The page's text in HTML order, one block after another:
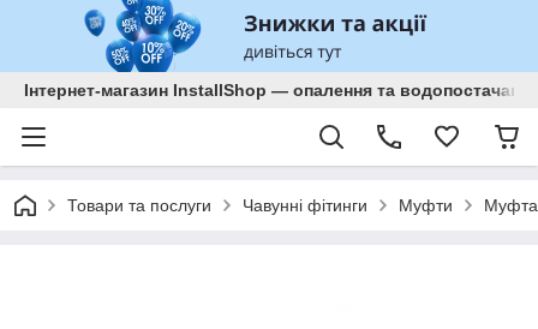
Інтернет-магазин InstallShop — опалення та водопостачання
Товари та послуги Чавунні фітинги Муфти Муфта